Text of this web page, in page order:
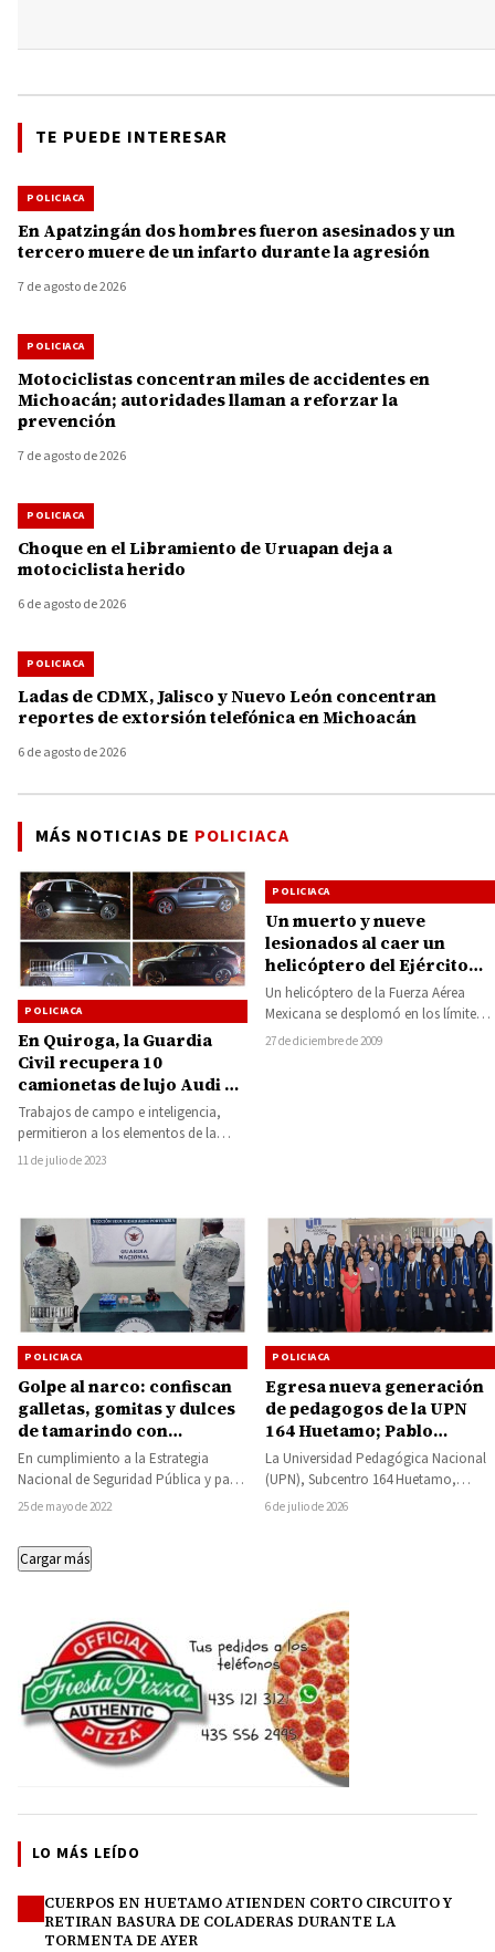
TE PUEDE INTERESAR
POLICIACA
En Apatzingán dos hombres fueron asesinados y un
tercero muere de un infarto durante la agresión
7 de agosto de 2026
POLICIACA
Motociclistas concentran miles de accidentes en
Michoacán; autoridades llaman a reforzar la
prevención
7 de agosto de 2026
POLICIACA
Choque en el Libramiento de Uruapan deja a
motociclista herido
6 de agosto de 2026
POLICIACA
Ladas de CDMX, Jalisco y Nuevo León concentran
reportes de extorsión telefónica en Michoacán
6 de agosto de 2026
MÁS NOTICIAS DE POLICIACA
POLICIACA
En Quiroga, la Guardia
Civil recupera 10
camionetas de lujo Audi Q5
robadas con violencia de
ayer en Morelia
Trabajos de campo e inteligencia,
permitieron a los elementos de la
Secretaría de Seguridad Pública (SSP),
11 de julio de 2023
POLICIACA
Un muerto y nueve
lesionados al caer un
helicóptero del Ejército
Mexicano
Un helicóptero de la Fuerza Aérea
Mexicana se desplomó en los límites
de Michoacán y Guerrero, con
27 de diciembre de 2009
POLICIACA
Golpe al narco: confiscan
galletas, gomitas y dulces
de tamarindo con
cannabis, además de
crystal y cocaína ocultos
en una bocina
En cumplimiento a la Estrategia
Nacional de Seguridad Pública y para
contribuir a la Estrategia Nacional de
25 de mayo de 2022
POLICIACA
Egresa nueva generación
de pedagogos de la UPN
164 Huetamo; Pablo
Varona apadrina la
ceremonia
La Universidad Pedagógica Nacional
(UPN), Subcentro 164 Huetamo,
celebró este sábado la ceremonia de
6 de julio de 2026
Cargar más
LO MÁS LEÍDO
CUERPOS EN HUETAMO ATIENDEN CORTO CIRCUITO Y
RETIRAN BASURA DE COLADERAS DURANTE LA
TORMENTA DE AYER